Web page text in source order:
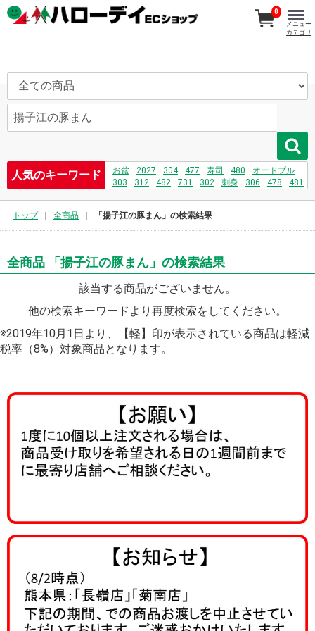
人気のキーワード お盆 2027 304 477 寿司 480
オードブル
303
312 482 731 302 刺身 306 478
481
0
メニュー
カテゴリ
トップ 全商品 「揚子江の豚まん」の検索結果
全商品 「揚子江の豚まん」の検索結果
該当する商品がございません。
他の検索キーワードより再度検索をしてください。
※2019年10月1日より、【軽】印が表示されている商品は軽減
税率（8%）対象商品となります。